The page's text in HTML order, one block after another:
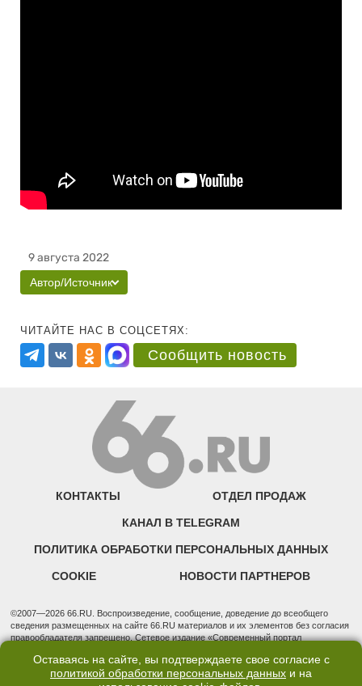
9 августа 2022
Автор/Источник
ЧИТАЙТЕ НАС В СОЦСЕТЯХ:
Сообщить новость
КОНТАКТЫ ОТДЕЛ ПРОДАЖ
КАНАЛ В TELEGRAM
ПОЛИТИКА ОБРАБОТКИ ПЕРСОНАЛЬНЫХ ДАННЫХ
COOKIE НОВОСТИ ПАРТНЕРОВ
©2007—2026 66.RU. Воспроизведение, сообщение, доведение до всеобщего
сведения размещенных на сайте 66.RU материалов и их элементов без согласия
правообладателя запрещено. Сетевое издание «Современный портал
надзору в сфере связи, информационных технологий и массовых коммуникаций
(Роскомнадзор). Регистрационный номер ЭЛ № ФС 77 - 76634 от 02.09.2019
Оставаясь на сайте, вы подтверждаете свое согласие с
политикой обработки персональных данных и на